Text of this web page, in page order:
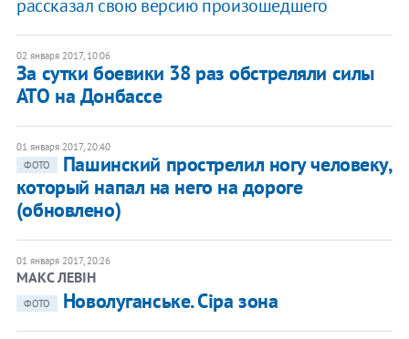
рассказал свою версию произошедшего
02 января 2017, 10:06
За сутки боевики 38 раз обстреляли силы
АТО на Донбассе
01 января 2017, 20:40
ФОТО
Пашинский прострелил ногу человеку,
который напал на него на дороге
(обновлено)
01 января 2017, 20:26
​МАКС ЛЕВІН
ФОТО Новолуганське. Сіра зона